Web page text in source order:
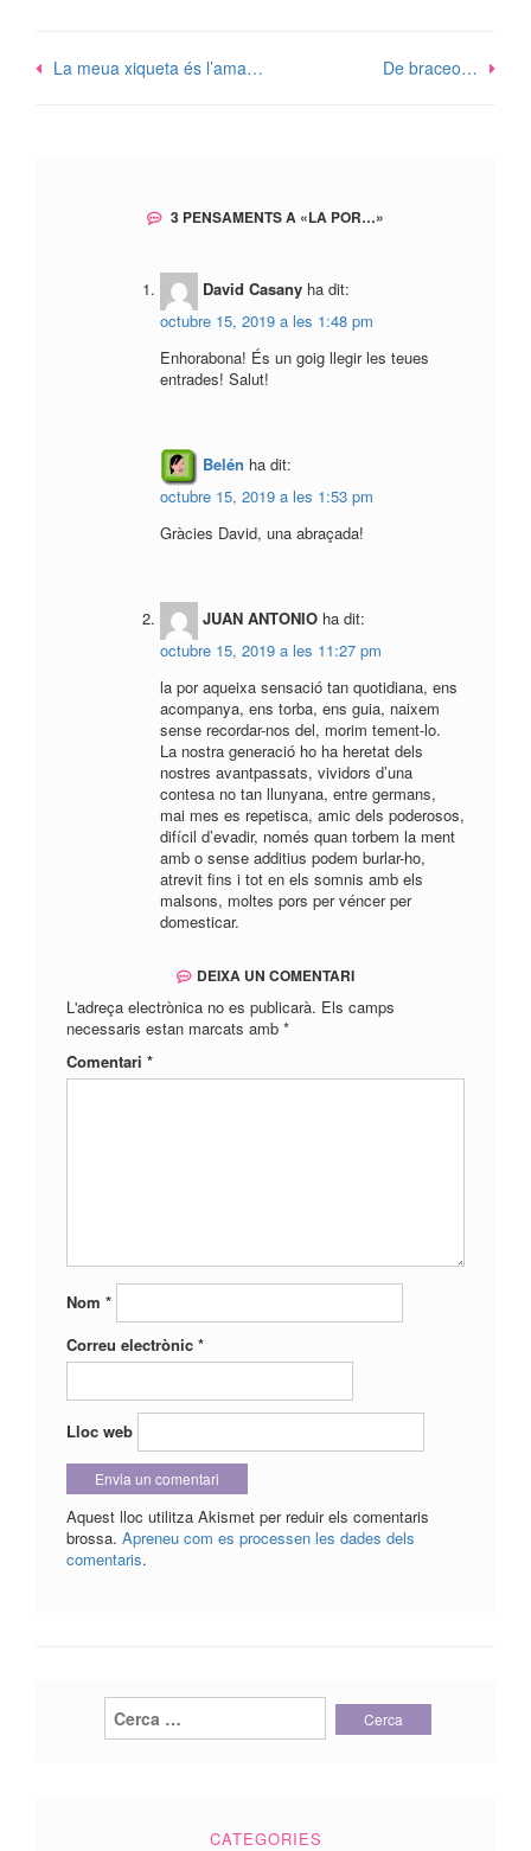
Navegació
La meua xiqueta és l’ama… De braceo…
3 PENSAMENTS A «LA POR…»
David Casany ha dit:
octubre 15, 2019 a les 1:48 pm
Enhorabona! És un goig llegir les teues
entrades! Salut!
Belén ha dit:
octubre 15, 2019 a les 1:53 pm
Gràcies David, una abraçada!
JUAN ANTONIO ha dit:
octubre 15, 2019 a les 11:27 pm
la por aqueixa sensació tan quotidiana, ens
acompanya, ens torba, ens guia, naixem
sense recordar-nos del, morim tement-lo.
La nostra generació ho ha heretat dels
nostres avantpassats, vividors d’una
contesa no tan llunyana, entre germans,
mai mes es repetisca, amic dels poderosos,
difícil d’evadir, només quan torbem la ment
amb o sense additius podem burlar-ho,
atrevit fins i tot en els somnis amb els
malsons, moltes pors per véncer per
domesticar.
DEIXA UN COMENTARI
L'adreça electrònica no es publicarà. Els camps
necessaris estan marcats amb *
Comentari *
Nom *
Correu electrònic *
Lloc web
Aquest lloc utilitza Akismet per reduir els comentaris
brossa. Apreneu com es processen les dades dels
comentaris.
Cerca:
CATEGORIES